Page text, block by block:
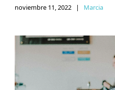
noviembre 11, 2022 | Marcia